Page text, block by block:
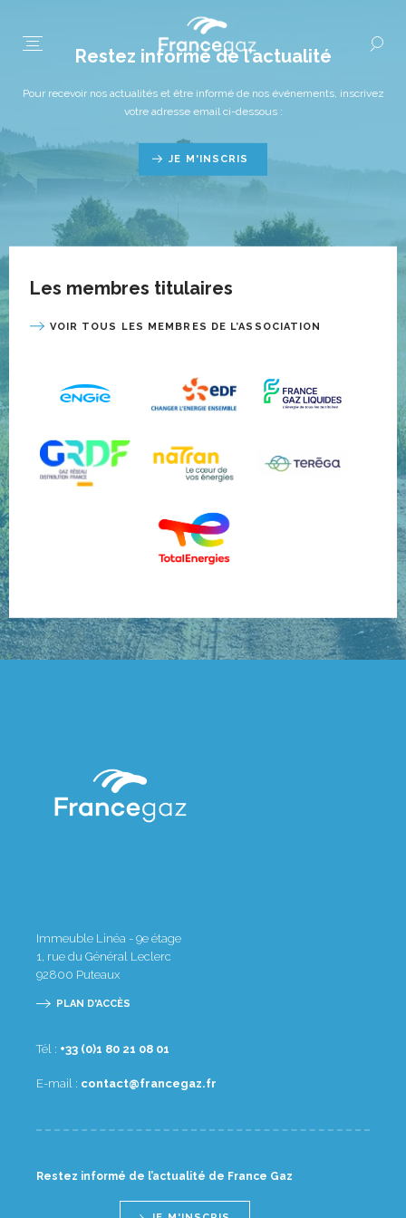
Restez informé de l’actualité
Pour recevoir nos actualités et être informé de nos événements, inscrivez
votre adresse email ci-dessous :
JE M'INSCRIS
Les membres titulaires
VOIR TOUS LES MEMBRES DE L’ASSOCIATION
Immeuble Linéa - 9e étage
1, rue du Général Leclerc
92800 Puteaux
PLAN D'ACCÈS
Tél : 10 80 12 08 1(0) 33+
E-mail : rf.zagecnarf@tcatnoc
Restez informé de l’actualité de France Gaz